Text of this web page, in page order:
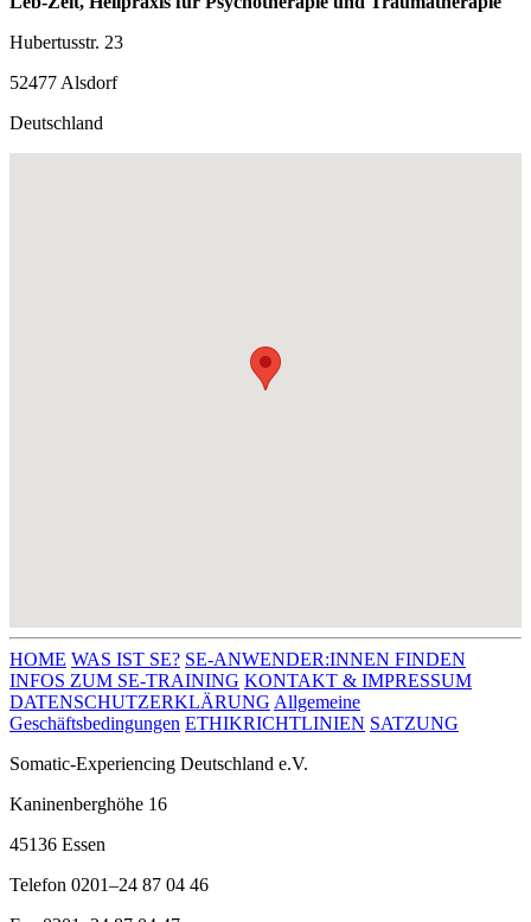
Hubertusstr. 23
52477 Alsdorf
Deutschland
HOME WAS IST SE? SE-ANWENDER:INNEN FINDEN
INFOS ZUM SE-TRAINING KONTAKT & IMPRESSUM
DATENSCHUTZERKLÄRUNG Allgemeine
Geschäftsbedingungen ETHIKRICHTLINIEN SATZUNG
Somatic-Experiencing Deutschland e.V.
Kaninenberghöhe 16
45136 Essen
Telefon 0201–24 87 04 46